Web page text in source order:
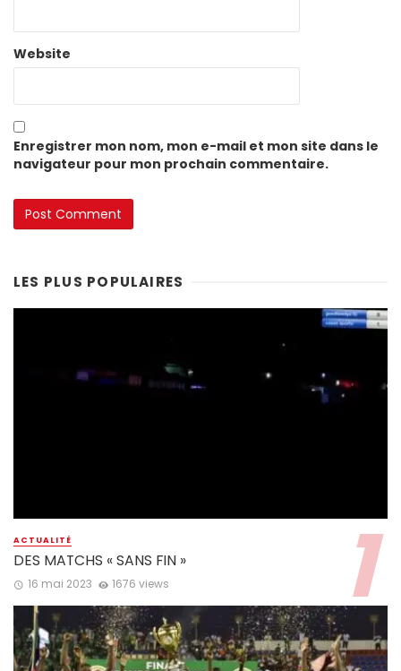
Website
Enregistrer mon nom, mon e-mail et mon site dans le
navigateur pour mon prochain commentaire.
LES PLUS POPULAIRES
ACTUALITÉ
DES MATCHS « SANS FIN »
16 mai 2023 1676 views